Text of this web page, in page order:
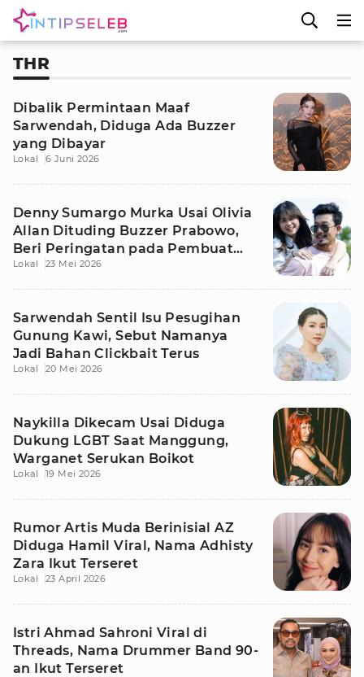
THR
Dibalik Permintaan Maaf
Sarwendah, Diduga Ada Buzzer
yang Dibayar
Lokal 6 Juni 2026
Denny Sumargo Murka Usai Olivia
Allan Dituding Buzzer Prabowo,
Beri Peringatan pada Pembuat
Hoax
Lokal 23 Mei 2026
Sarwendah Sentil Isu Pesugihan
Gunung Kawi, Sebut Namanya
Jadi Bahan Clickbait Terus
Lokal 20 Mei 2026
Naykilla Dikecam Usai Diduga
Dukung LGBT Saat Manggung,
Warganet Serukan Boikot
Lokal 19 Mei 2026
Rumor Artis Muda Berinisial AZ
Diduga Hamil Viral, Nama Adhisty
Zara Ikut Terseret
Lokal 23 April 2026
Istri Ahmad Sahroni Viral di
Threads, Nama Drummer Band 90-
an Ikut Terseret